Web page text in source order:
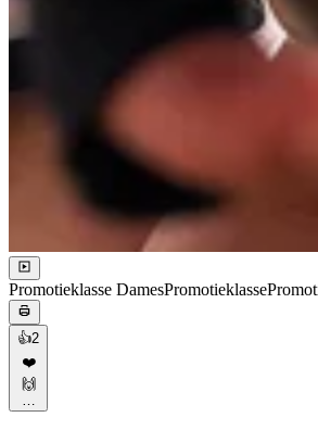
Promotieklasse DamesPromotieklasse
👍2
❤️
🙌